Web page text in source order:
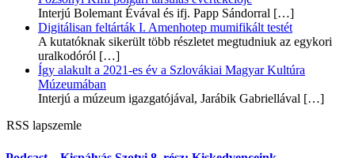
Interjú Bolemant Évával és ifj. Papp Sándorral […]
Digitálisan feltárták I. Amenhotep mumifikált testét
A kutatóknak sikerült több részletet megtudniuk az egykori
uralkodóról […]
Így alakult a 2021-es év a Szlovákiai Magyar Kultúra
Múzeumában
Interjú a múzeum igazgatójával, Jarábik Gabriellával […]
RSS lapszemle